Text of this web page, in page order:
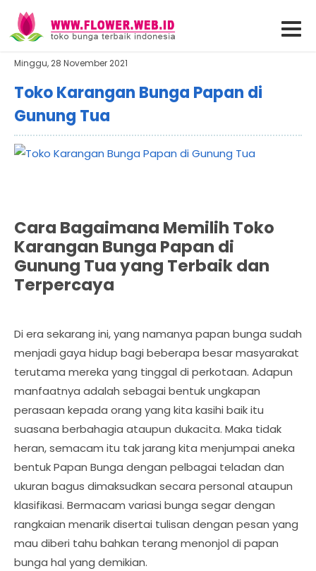
Minggu, 28 November 2021
Toko Karangan Bunga Papan di
Gunung Tua
Cara Bagaimana Memilih Toko
Karangan Bunga Papan di
Gunung Tua yang Terbaik dan
Terpercaya
Di era sekarang ini, yang namanya papan bunga sudah
menjadi gaya hidup bagi beberapa besar masyarakat
terutama mereka yang tinggal di perkotaan. Adapun
manfaatnya adalah sebagai bentuk ungkapan
perasaan kepada orang yang kita kasihi baik itu
suasana berbahagia ataupun dukacita. Maka tidak
heran, semacam itu tak jarang kita menjumpai aneka
bentuk Papan Bunga dengan pelbagai teladan dan
ukuran bagus dimaksudkan secara personal ataupun
klasifikasi. Bermacam variasi bunga segar dengan
rangkaian menarik disertai tulisan dengan pesan yang
mau diberi tahu bahkan terang menonjol di papan
bunga hal yang demikian.